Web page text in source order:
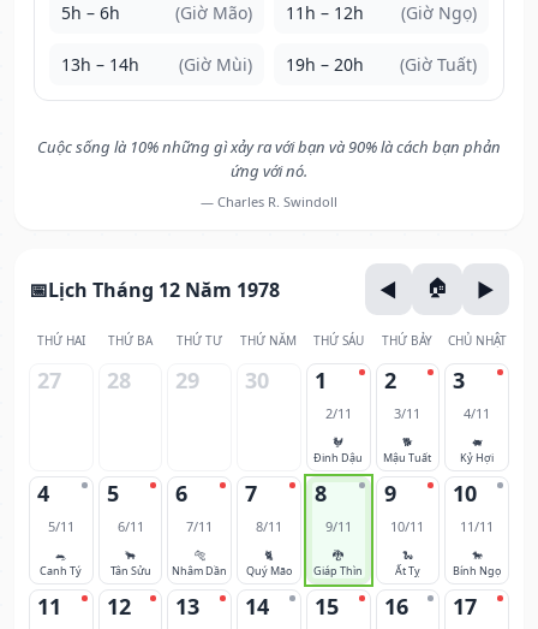
5h – 6h (Giờ Mão) 11h – 12h (Giờ Ngọ)
13h – 14h (Giờ Mùi) 19h – 20h (Giờ Tuất)
Cuộc sống là 10% những gì xảy ra với bạn và 90% là cách bạn phản
ứng với nó.
— Charles R. Swindoll
Lịch Tháng 12 Năm 1978
THỨ HAI THỨ BA THỨ TƯ THỨ NĂM THỨ SÁU THỨ BẢY CHỦ NHẬT
27 28 29 30 1
2/11
🐓
Đinh Dậu
2
3/11
🐕
Mậu Tuất
3
4/11
🐖
Kỷ Hợi
4
5/11
🐀
Canh Tý
5
6/11
🐂
Tân Sửu
6
7/11
🐅
Nhâm Dần
7
8/11
🐈
Quý Mão
8
9/11
🐉
Giáp Thìn
9
10/11
🐍
Ất Tỵ
10
11/11
🐎
Bính Ngọ
11 12 13 14 15 16 17